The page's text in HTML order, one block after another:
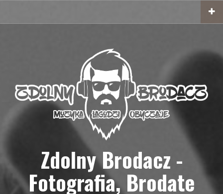
treści
Zdolny Brodacz -
Fotografia, Brodate